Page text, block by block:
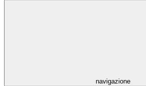
navigazione